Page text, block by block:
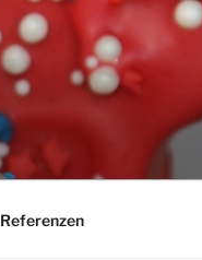
Referenzen